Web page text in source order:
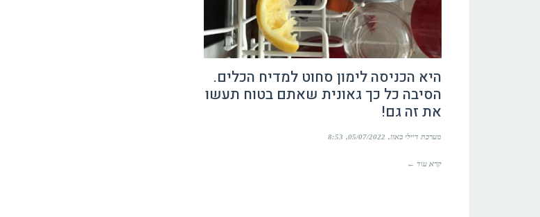
היא הכניסה לימון סחוט למדיח הכלים.
הסיבה כל כך גאונית שאתם בטוח תעשו
את זה גם!
מערכת דיילי באזז 05/07/2022
8:53
קרא עוד ←